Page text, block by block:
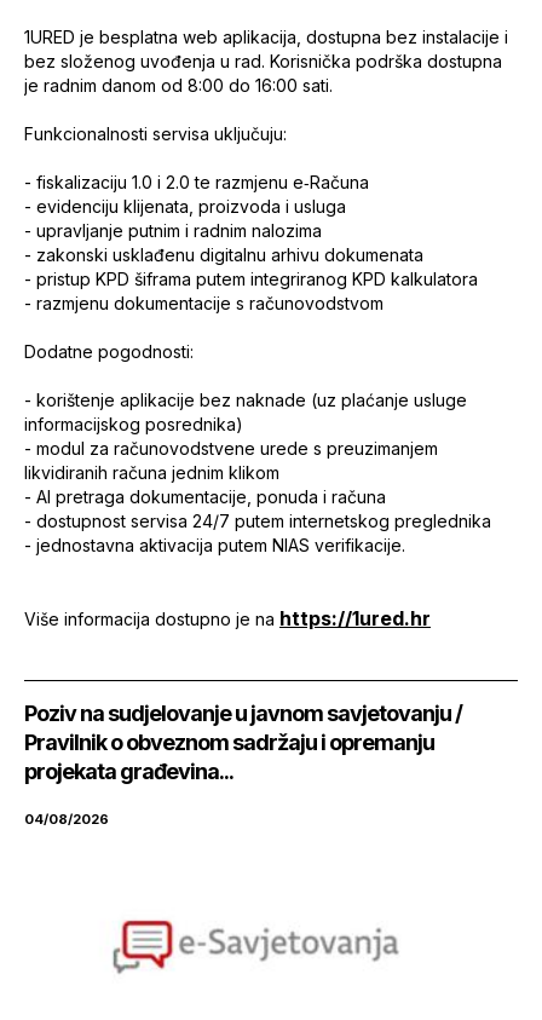
1URED je besplatna web aplikacija, dostupna bez instalacije i
bez složenog uvođenja u rad. Korisnička podrška dostupna
je radnim danom od 8:00 do 16:00 sati.
Funkcionalnosti servisa uključuju:
- fiskalizaciju 1.0 i 2.0 te razmjenu e‑Računa
- evidenciju klijenata, proizvoda i usluga
- upravljanje putnim i radnim nalozima
- zakonski usklađenu digitalnu arhivu dokumenata
- pristup KPD šiframa putem integriranog KPD kalkulatora
- razmjenu dokumentacije s računovodstvom
Dodatne pogodnosti:
- korištenje aplikacije bez naknade (uz plaćanje usluge
informacijskog posrednika)
- modul za računovodstvene urede s preuzimanjem
likvidiranih računa jednim klikom
- AI pretraga dokumentacije, ponuda i računa
- dostupnost servisa 24/7 putem internetskog preglednika
- jednostavna aktivacija putem NIAS verifikacije.
Više informacija dostupno je na https://1ured.hr
Poziv na sudjelovanje u javnom savjetovanju /
Pravilnik o obveznom sadržaju i opremanju
projekata građevina...
04/08/2026